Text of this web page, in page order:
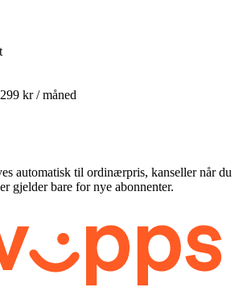
299 kr / måned
automatisk til ordinærpris, kanseller når du
gjelder bare for nye abonnenter.